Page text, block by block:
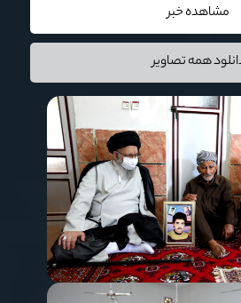
مشاهده خبر
همه تصاویر